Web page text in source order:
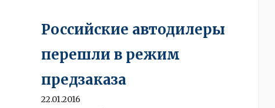
Российские автодилеры
перешли в режим
предзаказа
22.01.2016